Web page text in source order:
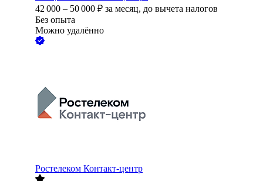
42 000 – 50 000 ₽ за месяц, до вычета налогов
Без опыта
Можно удалённо
Ростелеком Контакт-центр